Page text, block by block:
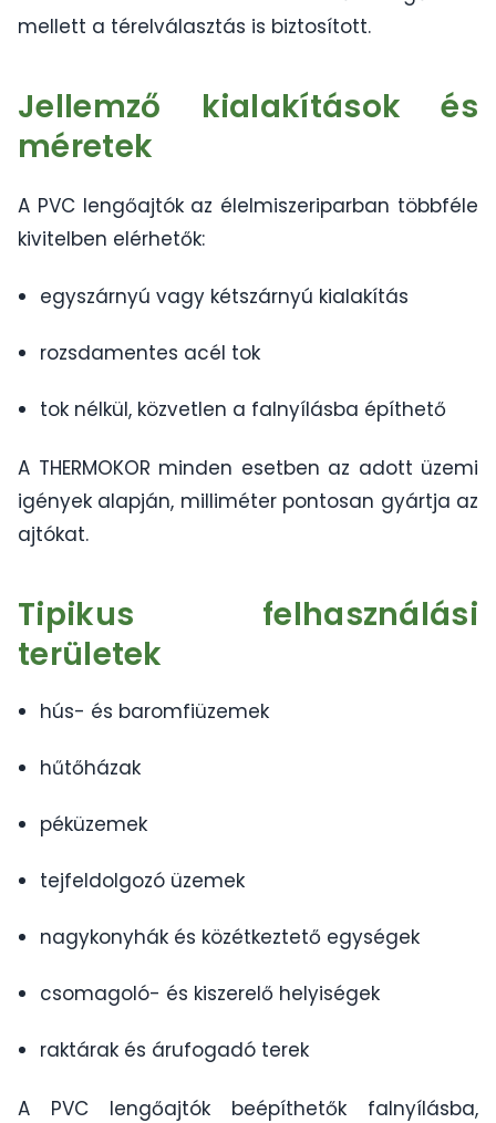
mellett a térelválasztás is biztosított.
Jellemző kialakítások és
méretek
A PVC lengőajtók az élelmiszeriparban többféle
kivitelben elérhetők:
egyszárnyú vagy kétszárnyú kialakítás
rozsdamentes acél tok
tok nélkül, közvetlen a falnyílásba építhető
A THERMOKOR minden esetben az adott üzemi
igények alapján, milliméter pontosan gyártja az
ajtókat.
Tipikus felhasználási
területek
hús- és baromfiüzemek
hűtőházak
péküzemek
tejfeldolgozó üzemek
nagykonyhák és közétkeztető egységek
csomagoló- és kiszerelő helyiségek
raktárak és árufogadó terek
A PVC lengőajtók beépíthetők falnyílásba,